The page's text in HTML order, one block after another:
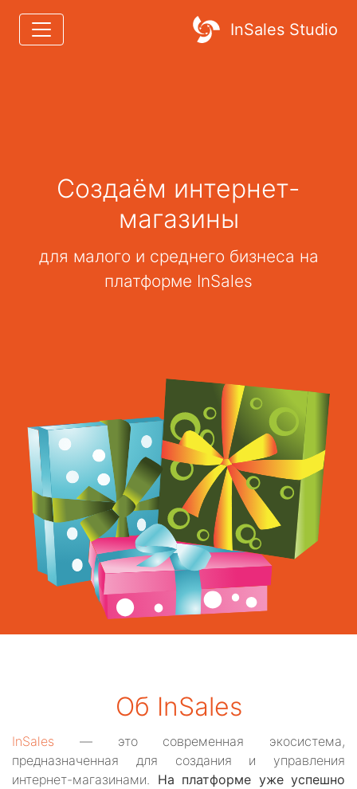
InSales Studio
Создаём интернет-
магазины
для малого и среднего бизнеса на
платформе InSales
Об InSales
InSales — это современная экосистема,
предназначенная для создания и управления
интернет-магазинами. На платформе уже успешно